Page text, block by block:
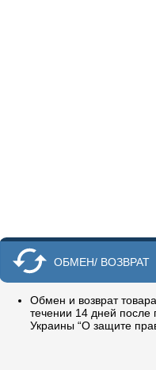
ОБМЕН/ ВОЗВРАТ
Обмен и возврат
течении 14 дней после
Украины “О защите